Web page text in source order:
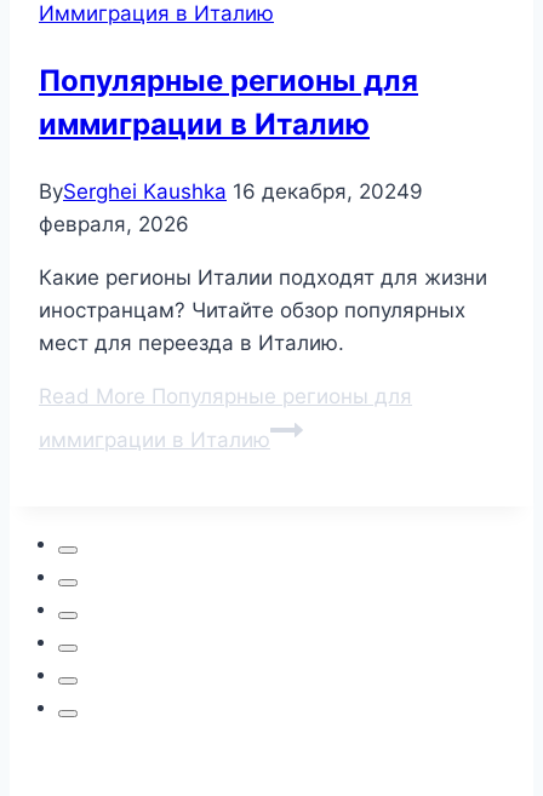
Иммиграция в Италию
Популярные регионы для
иммиграции в Италию
BySerghei Kaushka 16 декабря, 20249
февраля, 2026
Какие регионы Италии подходят для жизни
иностранцам? Читайте обзор популярных
мест для переезда в Италию.
Read More Популярные регионы для
иммиграции в Италию